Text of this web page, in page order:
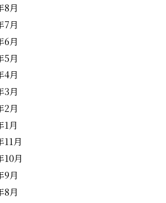
8月
7月
6月
5月
4月
3月
2月
1月
11月
10月
9月
8月